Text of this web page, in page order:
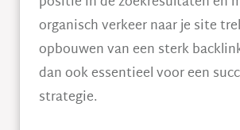
organisch verkeer naar je site
opbouwen van een sterk
dan ook essentieel voor een
strategie.